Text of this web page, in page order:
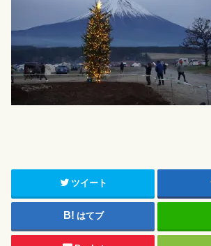
ツイート
はてブ